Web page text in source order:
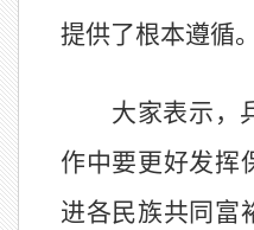
提供了根本遵循。
大家表示，
作中要更好发挥
进各民族共同富